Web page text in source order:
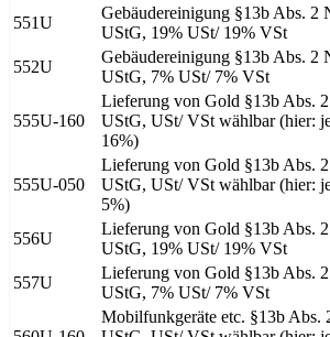
551U
Gebäudereinigung §13b Abs. 2
UStG, 19% USt/ 19% VSt
552U
Gebäudereinigung §13b Abs. 2
UStG, 7% USt/ 7% VSt
555U-160
Lieferung von Gold §13b Abs.
UStG, USt/ VSt wählbar (hier:
16%)
555U-050
Lieferung von Gold §13b Abs.
UStG, USt/ VSt wählbar (hier:
5%)
556U
Lieferung von Gold §13b Abs.
UStG, 19% USt/ 19% VSt
557U
Lieferung von Gold §13b Abs.
UStG, 7% USt/ 7% VSt
Mobilfunkgeräte etc. §13b Abs.